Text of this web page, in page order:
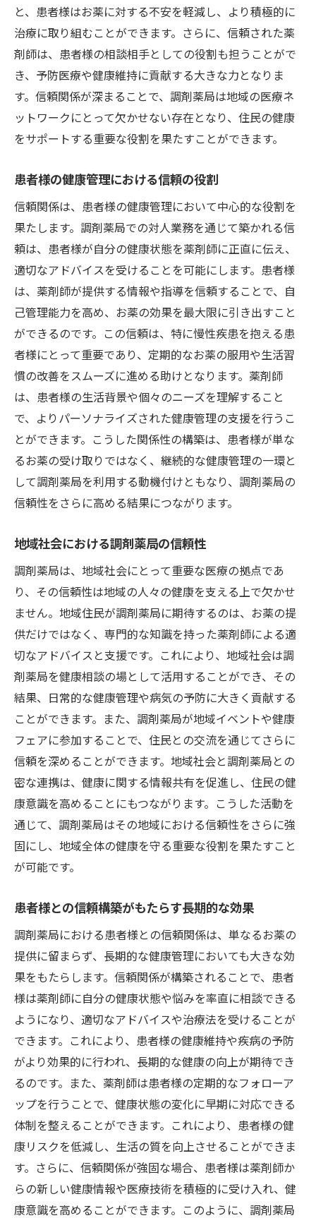
と、患者様はお薬に対する不安を軽減し、より積極的に
治療に取り組むことができます。さらに、信頼された薬
剤師は、患者様の相談相手としての役割も担うことがで
き、予防医療や健康維持に貢献する大きな力となりま
す。信頼関係が深まることで、調剤薬局は地域の医療ネ
ットワークにとって欠かせない存在となり、住民の健康
をサポートする重要な役割を果たすことができます。
患者様の健康管理における信頼の役割
信頼関係は、患者様の健康管理において中心的な役割を
果たします。調剤薬局での対人業務を通じて築かれる信
頼は、患者様が自分の健康状態を薬剤師に正直に伝え、
適切なアドバイスを受けることを可能にします。患者様
は、薬剤師が提供する情報や指導を信頼することで、自
己管理能力を高め、お薬の効果を最大限に引き出すこと
ができるのです。この信頼は、特に慢性疾患を抱える患
者様にとって重要であり、定期的なお薬の服用や生活習
慣の改善をスムーズに進める助けとなります。薬剤師
は、患者様の生活背景や個々のニーズを理解すること
で、よりパーソナライズされた健康管理の支援を行うこ
とができます。こうした関係性の構築は、患者様が単な
るお薬の受け取りではなく、継続的な健康管理の一環と
して調剤薬局を利用する動機付けともなり、調剤薬局の
信頼性をさらに高める結果につながります。
地域社会における調剤薬局の信頼性
調剤薬局は、地域社会にとって重要な医療の拠点であ
り、その信頼性は地域の人々の健康を支える上で欠かせ
ません。地域住民が調剤薬局に期待するのは、お薬の提
供だけではなく、専門的な知識を持った薬剤師による適
切なアドバイスと支援です。これにより、地域社会は調
剤薬局を健康相談の場として活用することができ、その
結果、日常的な健康管理や病気の予防に大きく貢献する
ことができます。また、調剤薬局が地域イベントや健康
フェアに参加することで、住民との交流を通じてさらに
信頼を深めることができます。地域社会と調剤薬局との
密な連携は、健康に関する情報共有を促進し、住民の健
康意識を高めることにもつながります。こうした活動を
通じて、調剤薬局はその地域における信頼性をさらに強
固にし、地域全体の健康を守る重要な役割を果たすこと
が可能です。
患者様との信頼構築がもたらす長期的な効果
調剤薬局における患者様との信頼関係は、単なるお薬の
提供に留まらず、長期的な健康管理においても大きな効
果をもたらします。信頼関係が構築されることで、患者
様は薬剤師に自分の健康状態や悩みを率直に相談できる
ようになり、適切なアドバイスや治療法を受けることが
できます。これにより、患者様の健康維持や疾病の予防
がより効果的に行われ、長期的な健康の向上が期待でき
るのです。また、薬剤師は患者様の定期的なフォローア
ップを行うことで、健康状態の変化に早期に対応できる
体制を整えることができます。これにより、患者様の健
康リスクを低減し、生活の質を向上させることができま
す。さらに、信頼関係が強固な場合、患者様は薬剤師か
らの新しい健康情報や医療技術を積極的に受け入れ、健
康意識を高めることができます。このように、調剤薬局